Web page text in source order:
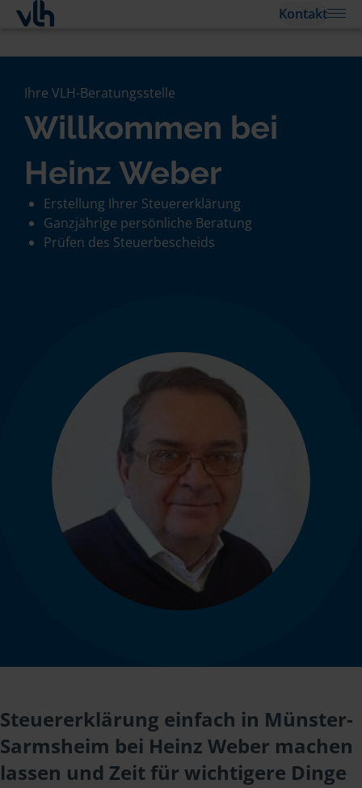
Kontakt
Ihre VLH-Beratungsstelle
Willkommen bei
Heinz Weber
Erstellung Ihrer Steuererklärung
Ganzjährige persönliche Beratung
Prüfen des Steuerbescheids
Steuererklärung einfach in Münster-
Sarmsheim bei Heinz Weber machen
lassen und Zeit für wichtigere Dinge